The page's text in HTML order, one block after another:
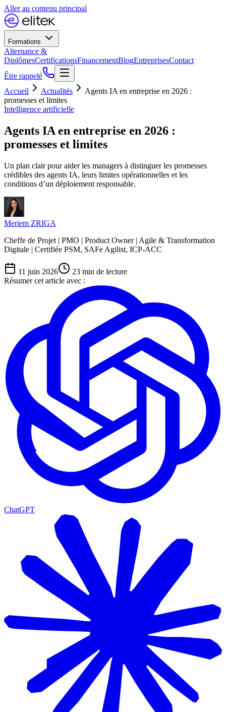
Aller au contenu principal
Formations
Alternance &
DiplômesCertificationsFinancementBlogEntreprisesContact
Être rappelé
Accueil
Actualités
Agents IA en entreprise en 2026 :
promesses et limites
Intelligence artificielle
Agents IA en entreprise en 2026 :
promesses et limites
Un plan clair pour aider les managers à distinguer les promesses
crédibles des agents IA, leurs limites opérationnelles et les
conditions d’un déploiement responsable.
Meriem ZRIGA
Cheffe de Projet | PMO | Product Owner | Agile & Transformation
Digitale | Certifiée PSM, SAFe Agilist, ICP-ACC
11 juin 2026 23 min de lecture
Résumer cet article avec :
ChatGPT